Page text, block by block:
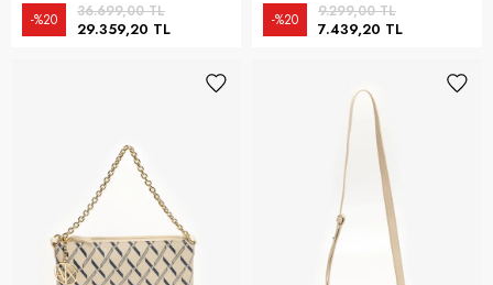
29.359,20 TL
36.699,00 TL
%20
7.439,20 TL
9.299,00 TL
%20